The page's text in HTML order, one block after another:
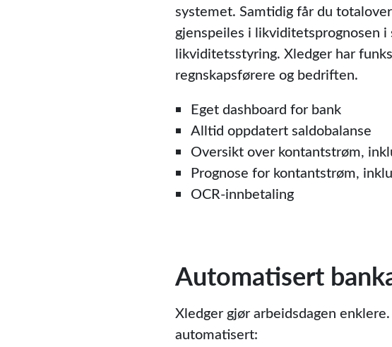
systemet. Samtidig får du
gjenspeiles i likviditetsprognosen
likviditetsstyring. Xledger har
regnskapsførere og bedriften.
Eget dashboard for bank
Alltid oppdatert saldobalanse
Oversikt over kontantstrøm,
Prognose for kontantstrøm,
OCR-innbetaling
Automatisert
Xledger gjør arbeidsdagen
automatisert: